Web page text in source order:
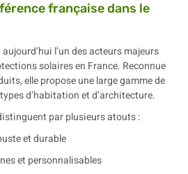
française dans le
l’un des acteurs majeurs
solaires en France. Reconnue
elle propose une large gamme de
d’habitation et d’architecture.
par plusieurs atouts :
et durable
et personnalisables